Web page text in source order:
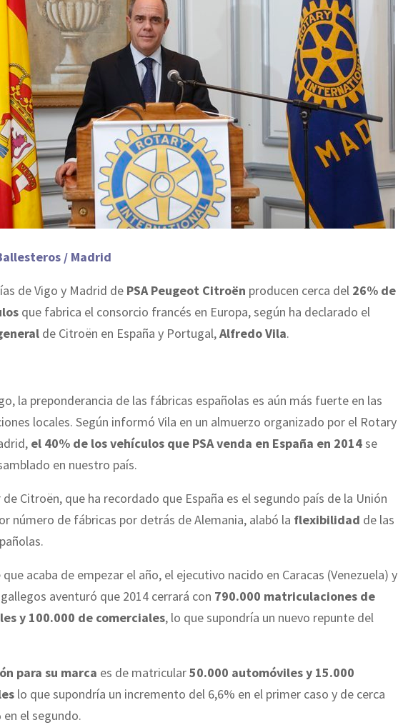
/ Madrid
de Vigo y Madrid de PSA Peugeot Citroën producen cerca del 26% de
que fabrica el consorcio francés en Europa, según ha declarado el
de Citroën en España y Portugal,Alfredo Vila.
la preponderancia de las fábricas españolas es aún más fuerte en las
locales. Según informó Vila en un almuerzo organizado por el Rotary
el 40% de los vehículos que PSA venda en España en 2014se
en nuestro país.
Citroën, que ha recordado que España es el segundo país de la Unión
número de fábricas por detrás de Alemania, alabó la flexibilidad de las
que acaba de empezar el año, el ejecutivo nacido en Caracas (Venezuela) y
aventuró que 2014 cerrará con 790.000 matriculaciones de
y 100.000 de comerciales, lo que supondría un nuevo repunte del
para su marca es de matricular50.000 automóviles y 15.000
lo que supondría un incremento del 6,6% en el primer caso y de cerca
en el segundo.